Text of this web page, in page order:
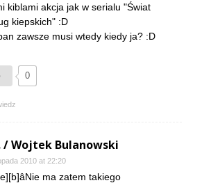
kiblami akcja jak w serialu "Świat
kiepskich" :D
zawsze musi wtedy kiedy ja? :D
0
/ Wojtek Bulanowski
2010 at 22:20
ma zatem takiego